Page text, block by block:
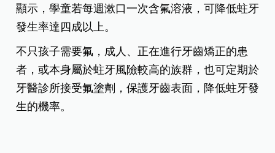
顯示，學童若每週漱口一次含氟溶液，可降低蛀牙
發生率達四成以上。
不只孩子需要氟，成人、正在進行牙齒矯正的患
者，或本身屬於蛀牙風險較高的族群，也可定期於
牙醫診所接受氟塗劑，保護牙齒表面，降低蛀牙發
生的機率。